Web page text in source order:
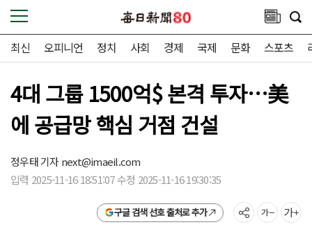
최신 오피니언 정치 사회 경제 국제 문화 스포츠
4대 그룹 1500억$ 본격 투자…美
에 공급망 핵심 거점 건설
정우태 기자next@imaeil.com
입력 2025-11-16 18:51:07 수정 2025-11-16 19:30:35
구글 검색 선호 출처로 추가